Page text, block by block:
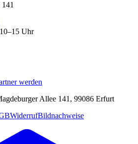
Uhr
werden
Allee 141 , 99086 Erfurt
WiderrufBildnachweise